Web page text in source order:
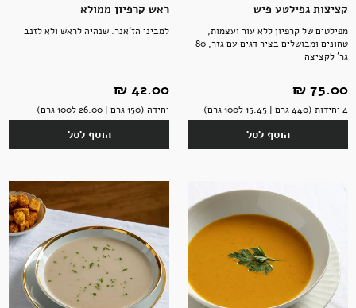
קציצות גפילטע פיש
מפילטים של קרפיון ללא עור ועצמות,
טחונים ומבושלים בציר דגים עם גזר, 80
גר' לקציצה
75.00 ‏₪
4 יחידות (440 גרם | 15.45 ל100 גרם)
הוסף לסל
ראש קרפיון ממולא
למביני הז'אנר. שנהיה לראש ולא לזנב
42.00 ‏₪
יחידה (150 גרם | 26.00 ל100 גרם)
הוסף לסל